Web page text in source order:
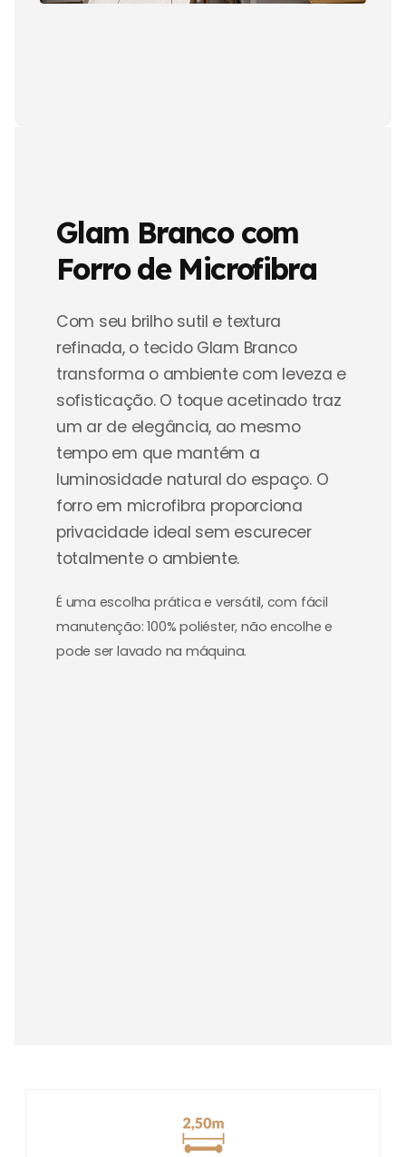
Glam Branco com
Forro de Microfibra
Com seu brilho sutil e textura
refinada, o tecido Glam Branco
transforma o ambiente com leveza e
sofisticação. O toque acetinado traz
um ar de elegância, ao mesmo
tempo em que mantém a
luminosidade natural do espaço. O
forro em microfibra proporciona
privacidade ideal sem escurecer
totalmente o ambiente.
É uma escolha prática e versátil, com fácil
manutenção: 100% poliéster, não encolhe e
pode ser lavado na máquina.